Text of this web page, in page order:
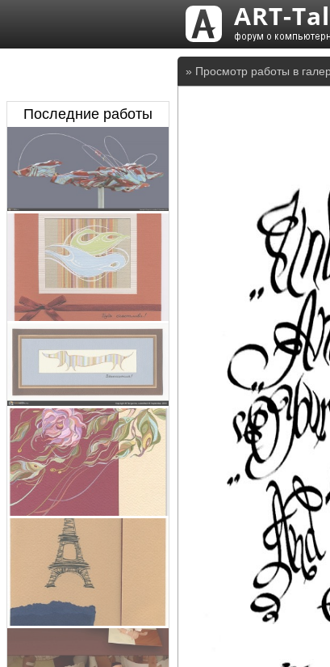
» Просмотр работы в
Последние работы